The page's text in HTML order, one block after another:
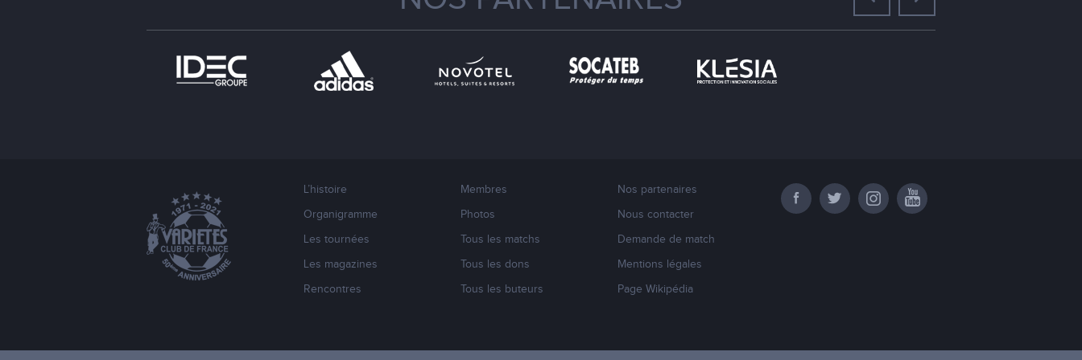
L’histoire
Organigramme
Les tournées
Les magazines
Rencontres
Membres
Photos
Tous les matchs
Tous les dons
Tous les buteurs
Nos partenaires
Nous contacter
Demande de match
Mentions légales
Page Wikipédia